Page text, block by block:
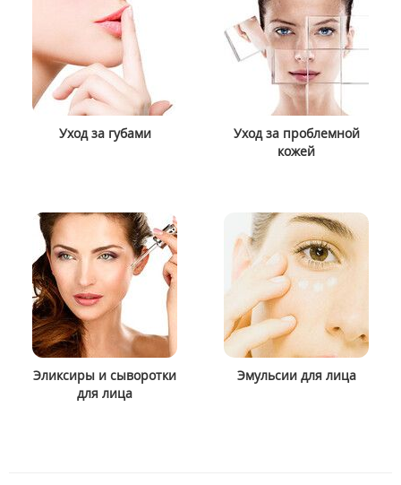
Уход за губами
Уход за проблемной
кожей
Эликсиры и сыворотки
для лица
Эмульсии для лица